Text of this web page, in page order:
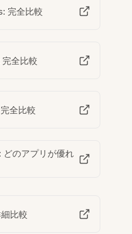
完全比較
全比較
全比較
のアプリが優れ
比較